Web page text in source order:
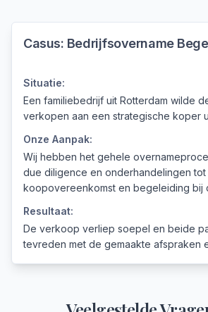
Casus: Bedrijfsovername
Situatie:
Een familiebedrijf uit Rotterdam wilde
verkopen aan een strategische koper
Onze Aanpak:
Wij hebben het gehele
due diligence en onderhandelingen
koopovereenkomst en begeleiding bij
Resultaat:
De verkoop verliep soepel en beide
tevreden met de gemaakte afspraken